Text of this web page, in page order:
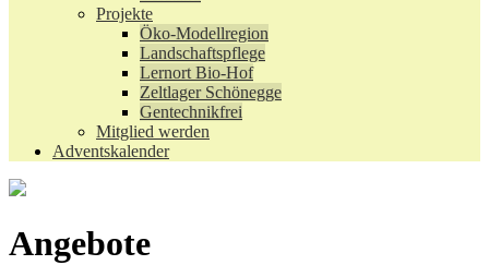
Projekte
Öko-Modellregion
Landschaftspflege
Lernort Bio-Hof
Zeltlager Schönegge
Gentechnikfrei
Mitglied werden
Adventskalender
Angebote